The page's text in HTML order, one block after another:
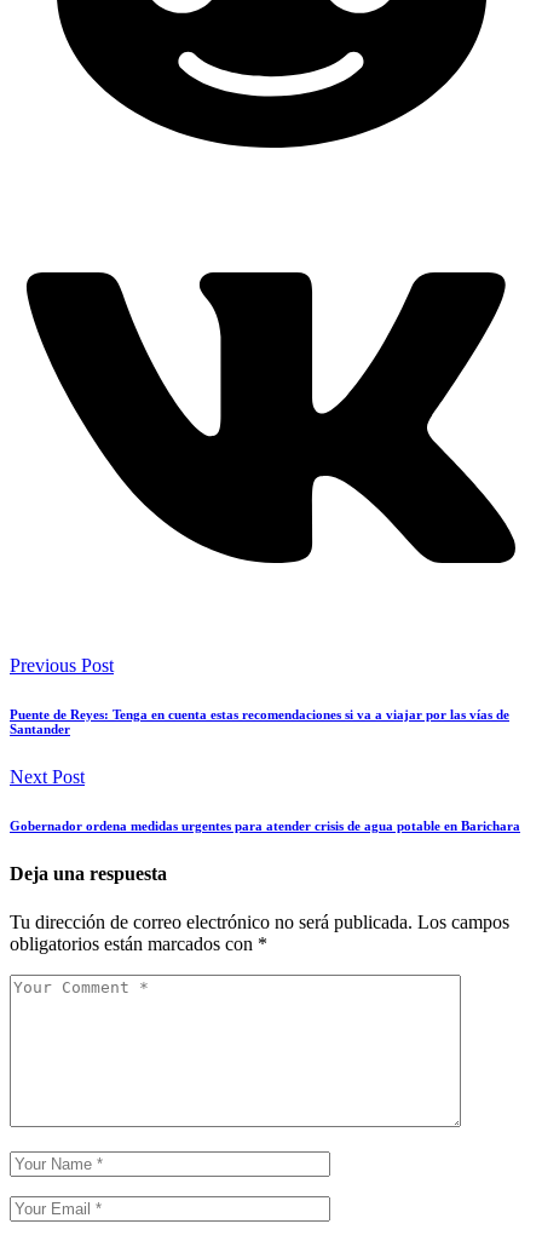
Previous Post
Puente de Reyes: Tenga en cuenta estas recomendaciones si va a viajar por las vías de
Santander
Next Post
Gobernador ordena medidas urgentes para atender crisis de agua potable en Barichara
Deja una respuesta
Tu dirección de correo electrónico no será publicada. Los campos
obligatorios están marcados con *